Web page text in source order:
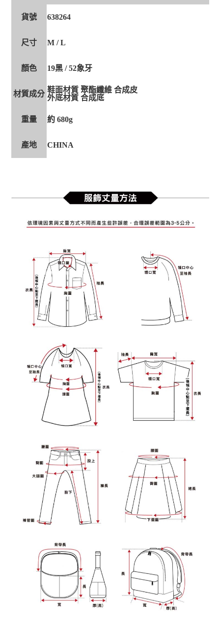
貨號 638264
尺寸 M / L
顏色 19黑 / 52象牙
材質成分 鞋面材質 聚酯纖維 合成皮
外底材質 合成底
重量 約 680g
產地 CHINA